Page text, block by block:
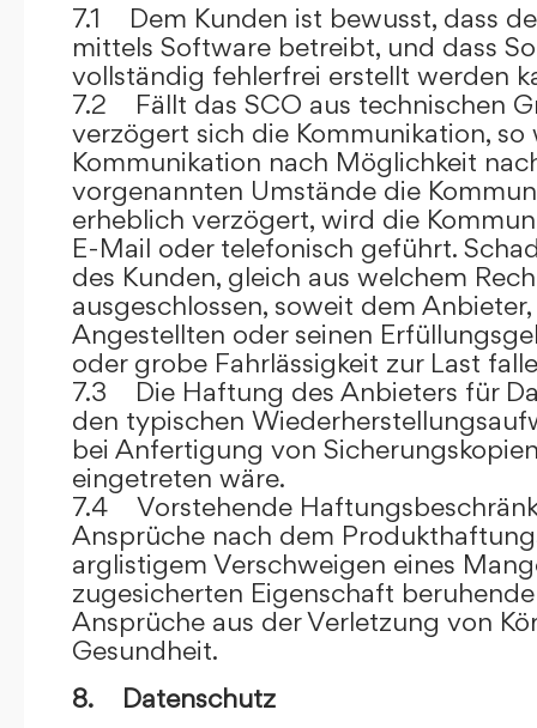
7.1 Dem Kunden ist bewusst, dass
mittels Software betreibt, und dass
vollständig fehlerfrei erstellt werden
7.2 Fällt das SCO aus technischen
verzögert sich die Kommunikation, so
Kommunikation nach Möglichkeit
vorgenannten Umstände die
erheblich verzögert, wird die
E-Mail oder telefonisch geführt.
des Kunden, gleich aus welchem
ausgeschlossen, soweit dem
Angestellten oder seinen
oder grobe Fahrlässigkeit zur Last
7.3 Die Haftung des Anbieters für
den typischen
bei Anfertigung von
eingetreten wäre.
7.4 Vorstehende
Ansprüche nach dem
arglistigem Verschweigen eines
zugesicherten Eigenschaft
Ansprüche aus der Verletzung von
Gesundheit.
8. Datenschutz